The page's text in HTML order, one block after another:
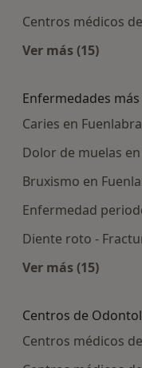
Centros médicos
Ver más (15)
Enfermedades
Caries en
Dolor de muelas
Bruxismo en
Enfermedad
Diente roto -
Ver más (15)
Centros de
Centros médicos